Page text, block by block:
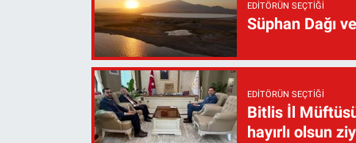
EDITÖRÜN SEÇTIĞI
Süphan Dağı
EDITÖRÜN SEÇTIĞI
Bitlis İl
hayırlı olsun